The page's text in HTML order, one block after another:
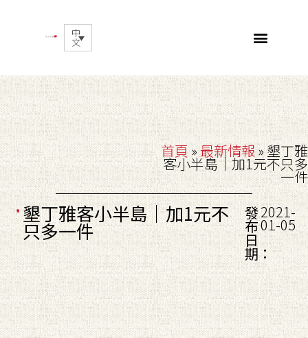
中
文
首頁»最新情報»墾丁雅
客小半島｜加1元不只多
一件
墾丁雅客小半島｜加1元不
只多一件
發
布
日
期：
2021-
01-05